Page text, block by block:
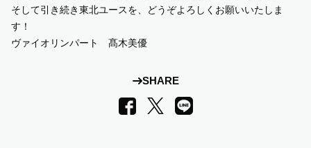
そして引き続き東北ユースを、どうぞよろしくお願いいたしま
す！
ヴァイオリンパート 髙木美優
SHARE
Facebook
X LINE